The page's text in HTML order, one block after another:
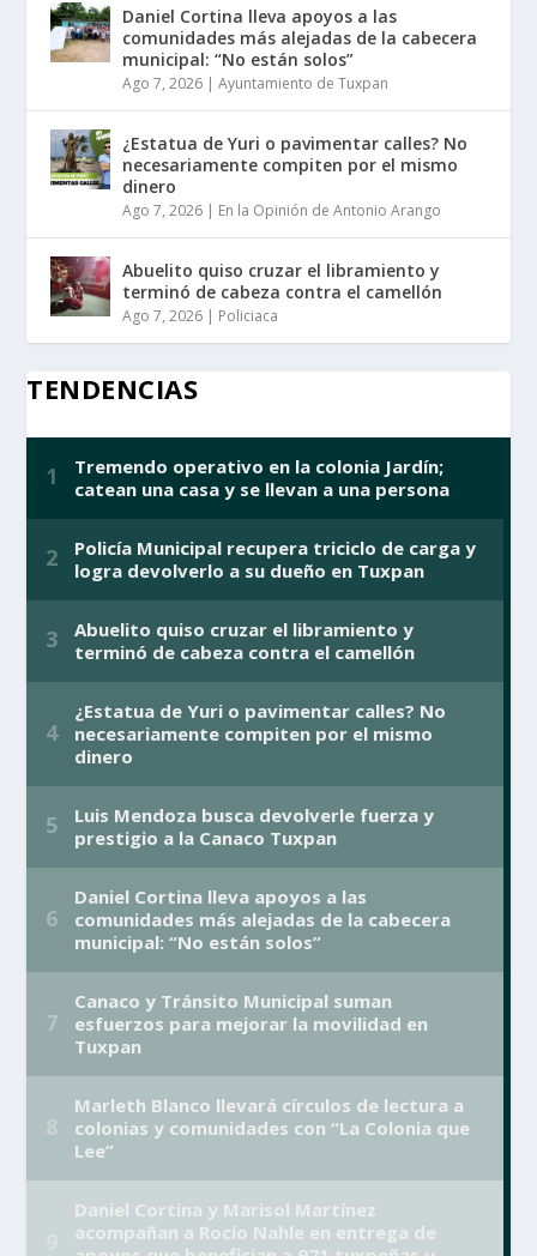
Daniel Cortina lleva apoyos a las
comunidades más alejadas de la cabecera
municipal: “No están solos”
Ago 7, 2026 |Ayuntamiento de Tuxpan
¿Estatua de Yuri o pavimentar calles? No
necesariamente compiten por el mismo
dinero
Ago 7, 2026 | En la Opinión de Antonio Arango
Abuelito quiso cruzar el libramiento y
terminó de cabeza contra el camellón
Ago 7, 2026 | Policiaca
TENDENCIAS